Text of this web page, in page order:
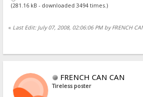
(281.16 kB - downloaded 3494 times.)
« Last Edit: July 07, 2008, 02:06:06 PM by FRENCH
FRENCH CAN CAN
Tireless poster